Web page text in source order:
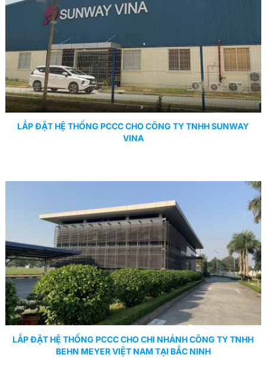
LẮP ĐẶT HỆ THỐNG PCCC CHO CÔNG TY TNHH SUNWAY
VINA
LẮP ĐẶT HỆ THỐNG PCCC CHO CHI NHÁNH CÔNG TY TNHH
BEHN MEYER VIỆT NAM TẠI BẮC NINH